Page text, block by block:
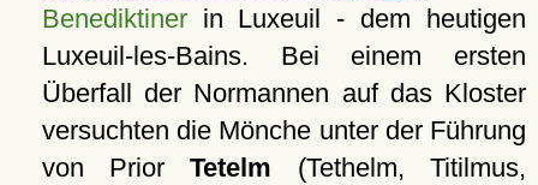
Benediktinerin Luxeuil - dem heutigen
Luxeuil-les-Bains. Bei einem ersten
Überfall der Normannen auf das Kloster
versuchten die Mönche unter der Führung
von PriorTetelm (Tethelm, Titilmus,